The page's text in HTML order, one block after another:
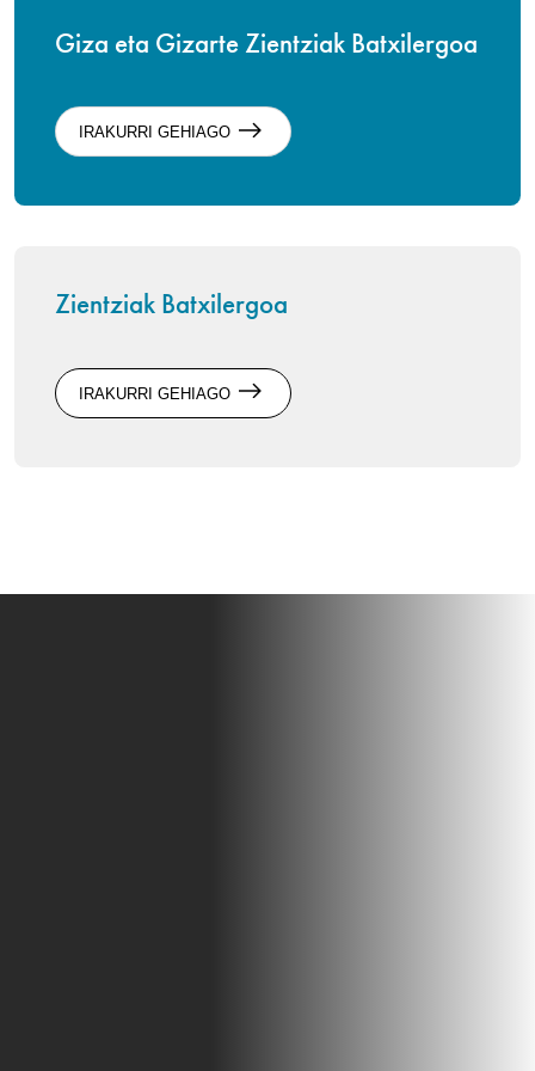
Giza eta Gizarte Zientziak Batxilergoa
IRAKURRI GEHIAGO
Zientziak Batxilergoa
IRAKURRI GEHIAGO